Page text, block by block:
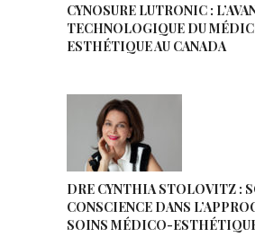
CYNOSURE LUTRONIC :
TECHNOLOGIQUE DU
ESTHÉTIQUE AU CANADA
DRE CYNTHIA STOLOVITZ :
CONSCIENCE DANS
SOINS MÉDICO-